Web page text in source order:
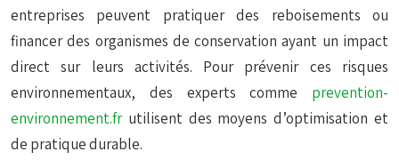
entreprises peuvent pratiquer des reboisements ou
financer des organismes de conservation ayant un impact
direct sur leurs activités. Pour prévenir ces risques
environnementaux, des experts comme prevention-
environnement.frutilisent des moyens d’optimisation et
de pratique durable.